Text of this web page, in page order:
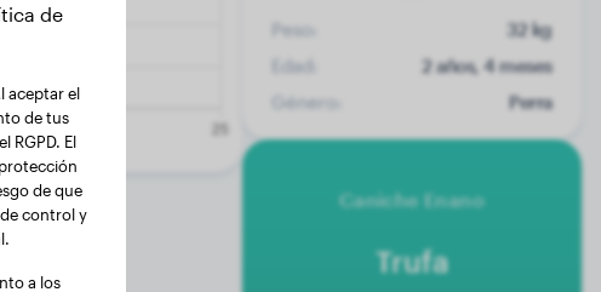
Peso:
32 kg
Edad:
2 años, 4 meses
Género:
Perra
Caniche Enano
Trufa
de
aceptar el
de tus
RGPD. El
de que
control y
a los